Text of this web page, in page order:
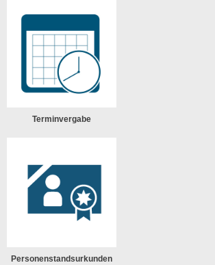
Terminvergabe
Personenstandsurkunden